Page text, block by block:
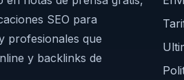
SEO para
profesionales que
y backlinks de